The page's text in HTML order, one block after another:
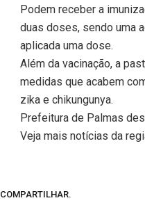
Podem receber a
duas doses, sendo uma
aplicada uma dose.
Além da vacinação, a
medidas que acabem
zika e chikungunya.
Prefeitura de Palmas
Veja mais notícias da
COMPARTILHAR.